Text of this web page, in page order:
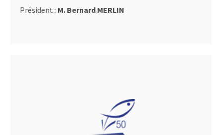
Président : M. Bernard MERLIN